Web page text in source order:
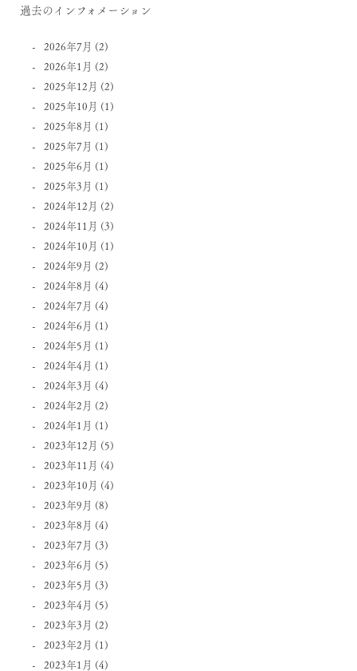
過去のインフォメーション
2026年7月 (2)
2026年1月 (2)
2025年12月 (2)
2025年10月 (1)
2025年8月 (1)
2025年7月 (1)
2025年6月 (1)
2025年3月 (1)
2024年12月 (2)
2024年11月 (3)
2024年10月 (1)
2024年9月 (2)
2024年8月 (4)
2024年7月 (4)
2024年6月 (1)
2024年5月 (1)
2024年4月 (1)
2024年3月 (4)
2024年2月 (2)
2024年1月 (1)
2023年12月 (5)
2023年11月 (4)
2023年10月 (4)
2023年9月 (8)
2023年8月 (4)
2023年7月 (3)
2023年6月 (5)
2023年5月 (3)
2023年4月 (5)
2023年3月 (2)
2023年2月 (1)
2023年1月 (4)